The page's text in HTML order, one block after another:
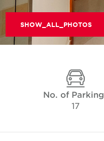
SHOW_ALL_PHOTOS
No. of
17